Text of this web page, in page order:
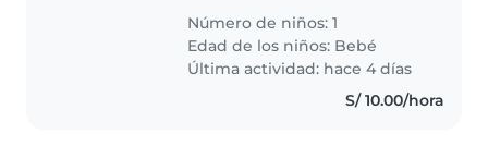
bebés para atender a nuestra
pequeña de 7 meses. Sus
principales funciones serán
preparar y..
Número de niños: 1
Edad de los niños: Bebé
Última actividad: hace 4 días
S/ 10.00/hora